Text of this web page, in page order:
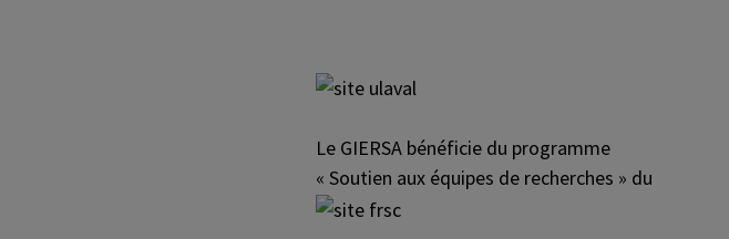
Le GIERSA bénéficie du programme
« Soutien aux équipes de recherches » du